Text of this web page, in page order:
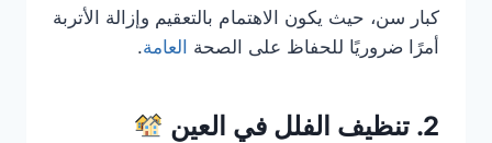
كبار سن، حيث يكون الاهتمام بالتعقيم وإزالة الأتربة
أمرًا ضروريًا للحفاظ على الصحة العامة.
2. تنظيف الفلل في العين